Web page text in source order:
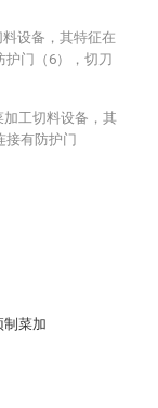
制菜加
设备，其特征在
护门（6），切刀
加工切料设备，其
接有防护门